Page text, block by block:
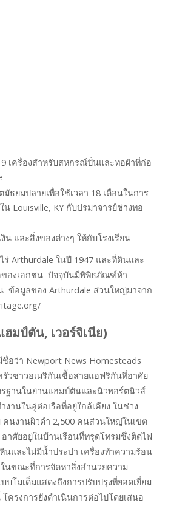
เครื่องสำหรับสหกรณ์ปั่นและทอผ้าที่ก่อ
ธยมปลายเพื่อใช้เวลา 18 เดือนในการ
Louisville, KY กับปรมาจารย์ช่างทอ
น และสิ่งของต่างๆ ให้กับโรงเรียน
ร่ Arthurdale ในปี 1947 และที่ดินและ
ของเอกชน ปัจจุบันมีพิพิธภัณฑ์ห้า
ข้อมูลของ Arthurdale ส่วนใหญ่มาจาก
มป์ตัน, เวอร์จิเนีย)
อว่า Newport News Homesteads
วชาวอเมริกันเชื้อสายแอฟริกันที่อาศัย
ฐานในย่านแฮมป์ตันและนิวพอร์ตนิวส์
งานในอู่ต่อเรือที่อยู่ใกล้เคียง ในช่วง
คนงานผิวดำ 2,500 คนส่วนใหญ่ในเขต
าศัยอยู่ในบ้านเรือนที่ทรุดโทรมซึ่งติดไฟ
นและไม่มีน้ำประปา เครื่องทำความร้อน
นขณะที่การจัดหาสิ่งอำนวยความ
บโมเด็มแสดงถึงการปรับปรุงที่ยอดเยี่ยม
ครงการยังดำเนินการต่อไปโดยเสนอ